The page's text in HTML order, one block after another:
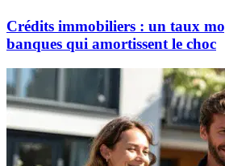
Crédits immobiliers : un taux
banques qui amortissent le choc